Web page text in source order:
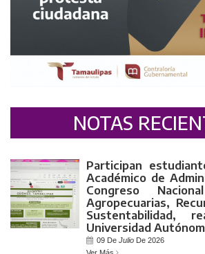
NOTAS
Participan
Académico de
Congreso
Agropecuarias,
Sustentabilidad,
Universidad
09 De Julio De 2026